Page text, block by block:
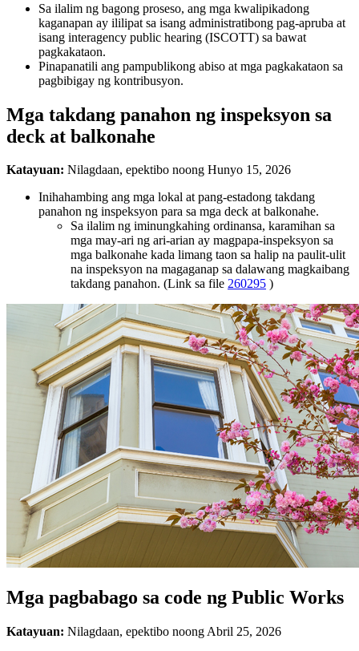
Sa ilalim ng bagong proseso, ang mga kwalipikadong
kaganapan ay ililipat sa isang administratibong pag-apruba at
isang interagency public hearing (ISCOTT) sa bawat
pagkakataon.
Pinapanatili ang pampublikong abiso at mga pagkakataon sa
pagbibigay ng kontribusyon.
Mga takdang panahon ng inspeksyon sa
deck at balkonahe
Katayuan: Nilagdaan, epektibo noong Hunyo 15, 2026
Inihahambing ang mga lokal at pang-estadong takdang
panahon ng inspeksyon para sa mga deck at balkonahe.
Sa ilalim ng iminungkahing ordinansa, karamihan sa
mga may-ari ng ari-arian ay magpapa-inspeksyon sa
mga balkonahe kada limang taon sa halip na paulit-ulit
na inspeksyon na magaganap sa dalawang magkaibang
takdang panahon. (Link sa file 260295 )
Mga pagbabago sa code ng Public Works
Katayuan: Nilagdaan, epektibo noong Abril 25, 2026